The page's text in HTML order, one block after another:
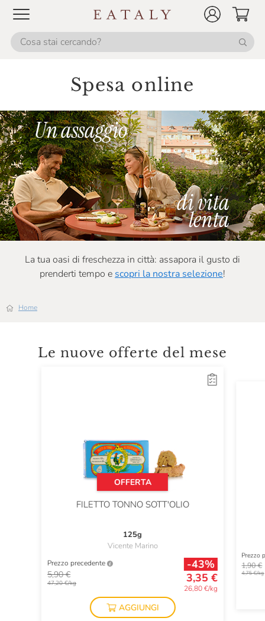
Spesa online
La tua oasi di freschezza in città: assapora il gusto di
prenderti tempo e scopri la nostra selezione!
Home
Le nuove offerte del mese
OFFERTA
FILETTO TONNO SOTT'OLIO
125g
Vicente Marino
Prezzo precedente
5,90 €
47,20 €/kg
-43%
3,35 €
26,80 €/kg
AGGIUNGI
Prezzo
1,90 €
4,75 €/kg